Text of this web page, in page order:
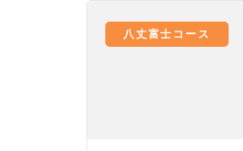
八丈富士コース